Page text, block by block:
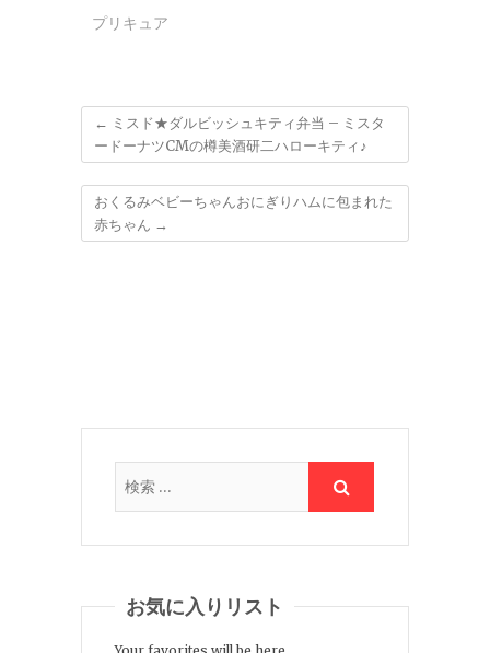
プリキュア
← ミスド★ダルビッシュキティ弁当 – ミスタ
ードーナツCMの樽美酒研二ハローキティ♪
おくるみベビーちゃんおにぎりハムに包まれた
赤ちゃん →
お気に入りリスト